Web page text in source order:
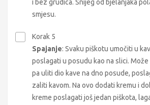
i bez grudica. Snijeg od bjelanjaka
smjesu.
Korak 5
Spajanje: Svaku piškotu umočiti u
poslagati u posudu kao na slici.
pa uliti dio kave na dno posude,
zaliti kavom. Na ovo dodati kremu i
kreme poslagati još jedan piškota,